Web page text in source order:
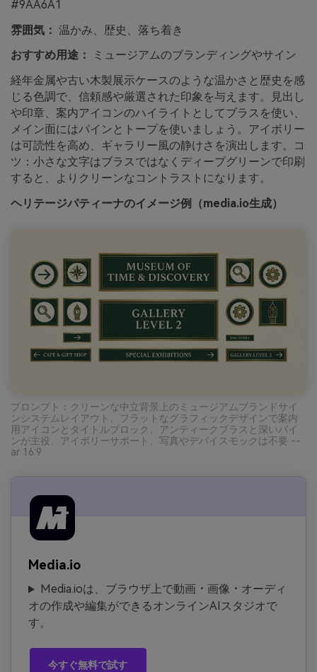
#9AA6A1
雰囲気： 温かみ、歴史、落ち着き
おすすめ用途：
ミュージアムのブランディングやサイン
経年金属や古い木製展示ケースのような温かさと歴史を感
じる色調で、信頼感や厳選された印象を与えます。見出し
や印章、案内アイコンのハイライトとしてブラスを使い、
メイン面にはパインとトープを使いましょう。アイボリー
は可読性を高め、ギャラリー風の静けさを演出します。コ
ツ：小さな文字はブラスではなくディープグリーンで印刷
すると、よりクリーンなコントラストになります。
ヘリテージパティーナのイメージ例（media.io生成）
プロンプト：クリーンな中立背景上のミュージアムブランドサイ
ンシステムレイアウト、フラットなグラフィックデザインで案内
用アイコンとタイトルブロック、アンティークブラスと深いパイ
ンが主役、アイボリーサポート、写真やデバイスモックは不要 --
ar 16:9
Media.io
Media.ioは、ブラウザ上で動画・画像・オーディ
オの作成や編集ができるオンラインAIスタジオで
す。
今すぐ無料で試す